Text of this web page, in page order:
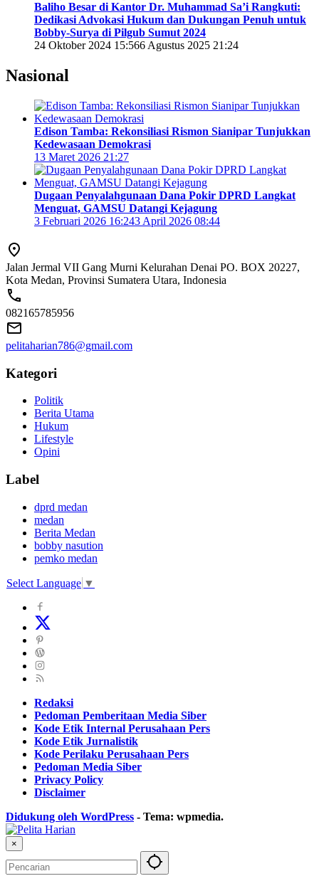
Baliho Besar di Kantor Dr. Muhammad Sa’i Rangkuti:
Dedikasi Advokasi Hukum dan Dukungan Penuh untuk
Bobby-Surya di Pilgub Sumut 2024
24 Oktober 2024 15:566 Agustus 2025 21:24
Nasional
Edison Tamba: Rekonsiliasi Rismon Sianipar Tunjukkan
Kedewasaan Demokrasi
13 Maret 2026 21:27
Dugaan Penyalahgunaan Dana Pokir DPRD Langkat
Menguat, GAMSU Datangi Kejagung
3 Februari 2026 16:243 April 2026 08:44
Jalan Jermal VII Gang Murni Kelurahan Denai PO. BOX 20227,
Kota Medan, Provinsi Sumatera Utara, Indonesia
082165785956
pelitaharian786@gmail.com
Kategori
Politik
Berita Utama
Hukum
Lifestyle
Opini
Label
dprd medan
medan
Berita Medan
bobby nasution
pemko medan
Select Language ▼
Redaksi
Pedoman Pemberitaan Media Siber
Kode Etik Internal Perusahaan Pers
Kode Etik Jurnalistik
Kode Perilaku Perusahaan Pers
Pedoman Media Siber
Privacy Policy
Disclaimer
Didukung oleh WordPress - Tema: wpmedia.
×